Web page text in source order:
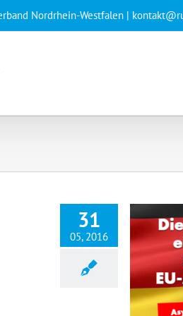
Nordrhein-Westfalen |
31
05, 2016